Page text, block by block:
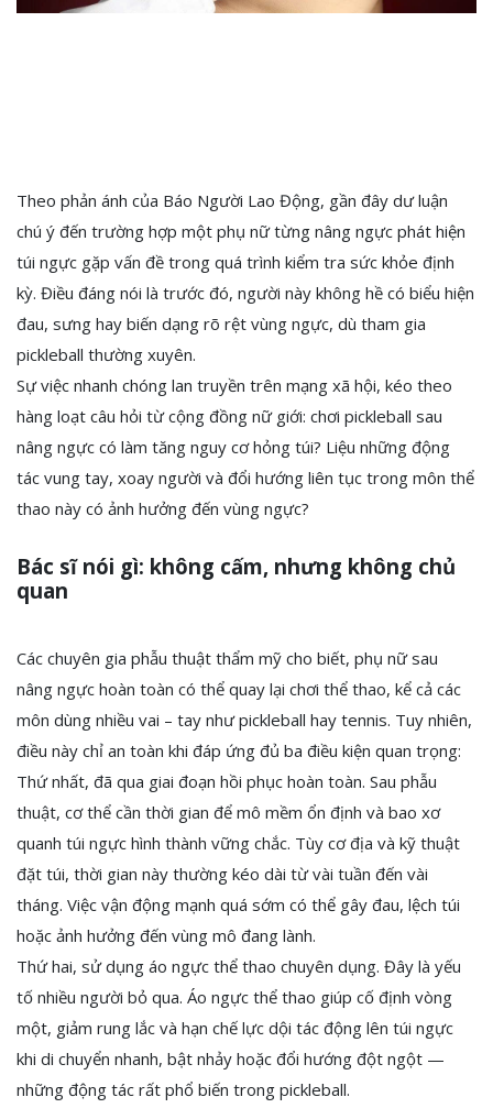
Theo phản ánh của Báo Người Lao Động, gần đây dư luận
chú ý đến trường hợp một phụ nữ từng nâng ngực phát hiện
túi ngực gặp vấn đề trong quá trình kiểm tra sức khỏe định
kỳ. Điều đáng nói là trước đó, người này không hề có biểu hiện
đau, sưng hay biến dạng rõ rệt vùng ngực, dù tham gia
pickleball thường xuyên.
Sự việc nhanh chóng lan truyền trên mạng xã hội, kéo theo
hàng loạt câu hỏi từ cộng đồng nữ giới: chơi pickleball sau
nâng ngực có làm tăng nguy cơ hỏng túi? Liệu những động
tác vung tay, xoay người và đổi hướng liên tục trong môn thể
thao này có ảnh hưởng đến vùng ngực?
Bác sĩ nói gì: không cấm, nhưng không chủ
quan
Các chuyên gia phẫu thuật thẩm mỹ cho biết, phụ nữ sau
nâng ngực hoàn toàn có thể quay lại chơi thể thao, kể cả các
môn dùng nhiều vai – tay như pickleball hay tennis. Tuy nhiên,
điều này chỉ an toàn khi đáp ứng đủ ba điều kiện quan trọng:
Thứ nhất, đã qua giai đoạn hồi phục hoàn toàn. Sau phẫu
thuật, cơ thể cần thời gian để mô mềm ổn định và bao xơ
quanh túi ngực hình thành vững chắc. Tùy cơ địa và kỹ thuật
đặt túi, thời gian này thường kéo dài từ vài tuần đến vài
tháng. Việc vận động mạnh quá sớm có thể gây đau, lệch túi
hoặc ảnh hưởng đến vùng mô đang lành.
Thứ hai, sử dụng áo ngực thể thao chuyên dụng. Đây là yếu
tố nhiều người bỏ qua. Áo ngực thể thao giúp cố định vòng
một, giảm rung lắc và hạn chế lực dội tác động lên túi ngực
khi di chuyển nhanh, bật nhảy hoặc đổi hướng đột ngột —
những động tác rất phổ biến trong pickleball.